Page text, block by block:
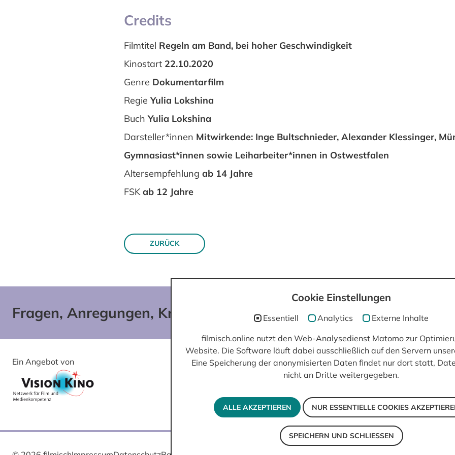
Credits
Filmtitel Regeln am Band, bei hoher Geschwindigkeit
Kinostart 22.10.2020
Genre Dokumentarfilm
Regie Yulia Lokshina
Buch Yulia Lokshina
Darsteller*innen Mitwirkende: Inge Bultschnieder, Alexander Klessinger,
Gymnasiast*innen sowie Leiharbeiter*innen in Ostwestfalen
Altersempfehlung ab 14 Jahre
FSK ab 12 Jahre
ZURÜCK
Fragen, Anregungen, Kritik? post(at)filmisch.online
Ein Angebot von Gefördert von
Cookie Einstellungen
Essentiell Analytics Externe Inhalte
filmisch.online nutzt den Web-Analysedienst Matomo zur
Website. Die Software läuft dabei ausschließlich auf den Servern
Eine Speicherung der anonymisierten Daten findet nur dort statt,
nicht an Dritte weitergegeben.
ALLE AKZEPTIEREN NUR ESSENTIELLE COOKIES
SPEICHERN UND SCHLIESSEN